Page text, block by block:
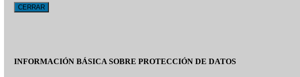
CERRAR
INFORMACIÓN BÁSICA SOBRE PROTECCIÓN DE DATOS